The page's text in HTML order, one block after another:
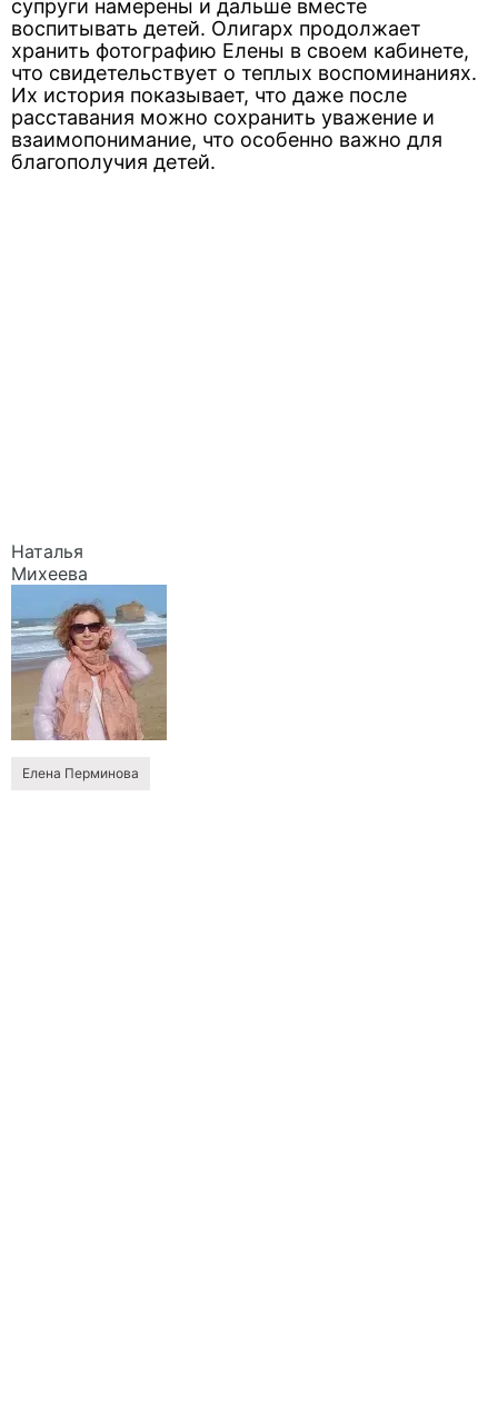
супруги намерены и дальше вместе
воспитывать детей. Олигарх продолжает
хранить фотографию Елены в своем кабинете,
что свидетельствует о теплых воспоминаниях.
Их история показывает, что даже после
расставания можно сохранить уважение и
взаимопонимание, что особенно важно для
благополучия детей.
Наталья
Михеева
Елена Перминова